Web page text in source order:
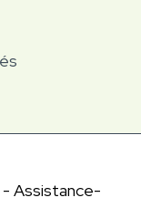
Assistance-